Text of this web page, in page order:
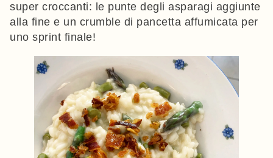
super croccanti: le punte degli asparagi aggiunte
alla fine e un crumble di pancetta affumicata per
uno sprint finale!